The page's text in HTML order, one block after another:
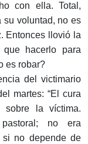
con ella. Total,
su voluntad, no es
Entonces llovió la
hacerlo para
es robar?
del victimario
martes: “El cura
sobre la víctima.
no era
si no depende de